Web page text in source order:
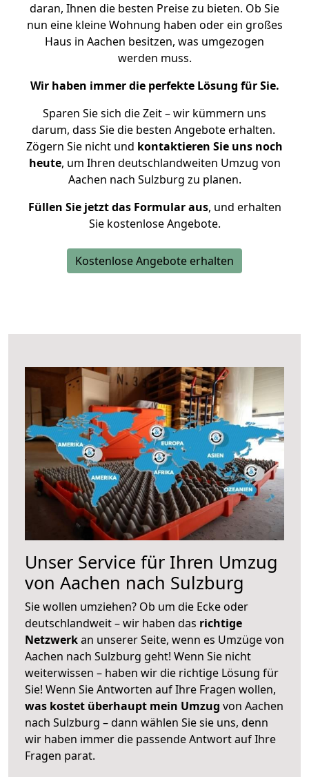
daran, Ihnen die besten Preise zu bieten. Ob Sie
nun eine kleine Wohnung haben oder ein großes
Haus in Aachen besitzen, was umgezogen
werden muss.
Wir haben immer die perfekte Lösung für Sie.
Sparen Sie sich die Zeit – wir kümmern uns
darum, dass Sie die besten Angebote erhalten.
Zögern Sie nicht und kontaktieren Sie uns noch
heute, um Ihren deutschlandweiten Umzug von
Aachen nach Sulzburg zu planen.
Füllen Sie jetzt das Formular aus, und erhalten
Sie kostenlose Angebote.
Kostenlose Angebote erhalten
Unser Service für Ihren Umzug
von Aachen nach Sulzburg
Sie wollen umziehen? Ob um die Ecke oder
deutschlandweit – wir haben das richtige
Netzwerkan unserer Seite, wenn es Umzüge von
Aachen nach Sulzburg geht! Wenn Sie nicht
weiterwissen – haben wir die richtige Lösung für
Sie! Wenn Sie Antworten auf Ihre Fragen wollen,
was kostet überhaupt mein Umzug von Aachen
nach Sulzburg – dann wählen Sie sie uns, denn
wir haben immer die passende Antwort auf Ihre
Fragen parat.